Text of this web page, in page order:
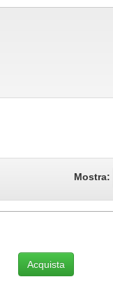
Mostra:
Acquista